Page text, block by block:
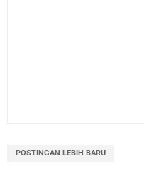
POSTINGAN LEBIH BARU